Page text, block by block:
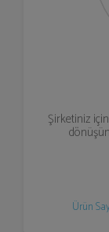
Şirketiniz
Ürün